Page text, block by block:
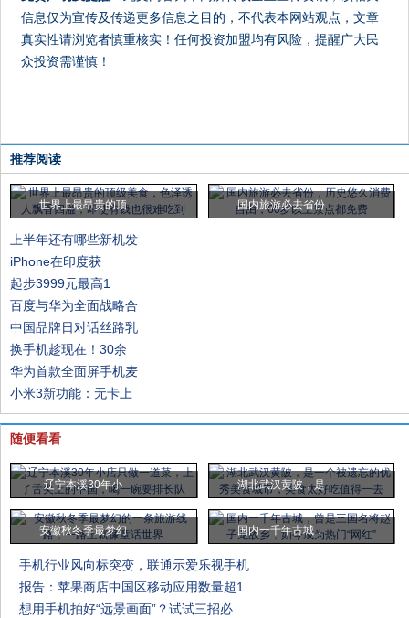
信息仅为宣传及传递更多信息之目的，不代表本网站观点，文章
真实性请浏览者慎重核实！任何投资加盟均有风险，提醒广大民
众投资需谨慎！
推荐阅读
世界上最昂贵的顶 国内旅游必去省份
上半年还有哪些新机发
iPhone在印度获
起步3999元最高1
百度与华为全面战略合
中国品牌日对话丝路乳
换手机趁现在！30余
华为首款全面屏手机麦
小米3新功能：无卡上
随便看看
辽宁本溪30年小 湖北武汉黄陂，是
安徽秋冬季最梦幻 国内一千年古城，
手机行业风向标突变，联通示爱乐视手机
报告：苹果商店中国区移动应用数量超1
想用手机拍好“远景画面”？试试三招必